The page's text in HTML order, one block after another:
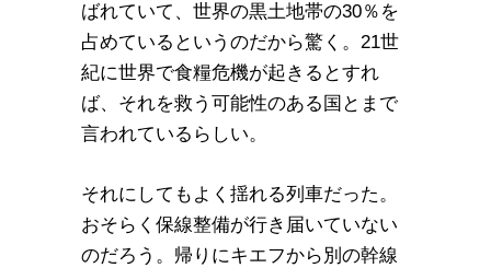
ばれていて、世界の黒土地帯の30％を
占めているというのだから驚く。21世
紀に世界で食糧危機が起きるとすれ
ば、それを救う可能性のある国とまで
言われているらしい。
それにしてもよく揺れる列車だった。
おそらく保線整備が行き届いていない
のだろう。帰りにキエフから別の幹線